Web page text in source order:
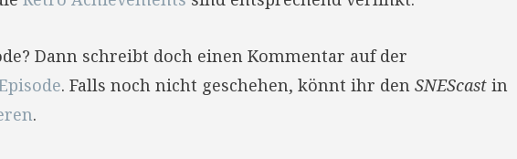
Dann schreibt doch einen Kommentar auf der
. Falls noch nicht geschehen, könnt ihr den SNEScast in
.